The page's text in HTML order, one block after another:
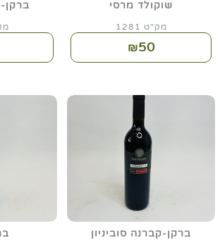
שוקולד מרסי
מק"ט 1281
₪50
ברקן-
ברקן-קברנה סוביניון